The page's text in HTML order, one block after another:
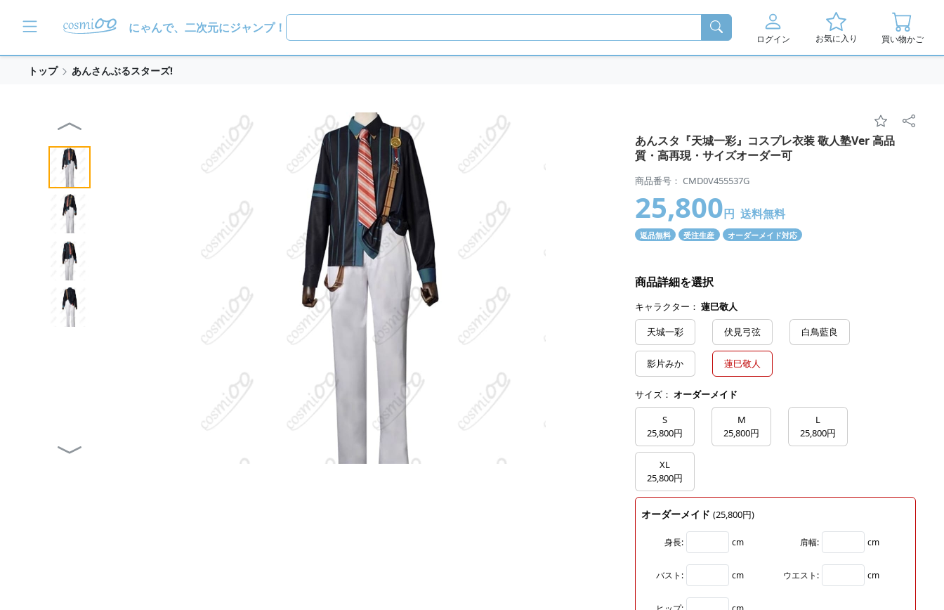
にゃんで、二次元にジャンプ！
ログイン お気に入り 買い物かご
トップ あんさんぶるスターズ!
あんスタ『天城一彩』コスプレ衣装 敬人塾Ver 高品
質・高再現・サイズオーダー可
商品番号： CMD0V455537G
25,800円 送料無料
返品無料 受注生産 オーダーメイド対応
商品詳細を選択
キャラクター： 蓮巳敬人
天城一彩
伏見弓弦 白鳥藍良
影片みか 蓮巳敬人
サイズ： オーダーメイド
S
25,800円
M
25,800円
L
25,800円
XL
25,800円
オーダーメイド (25,800円)
身長: cm 肩幅: cm
バスト: cm ウエスト: cm